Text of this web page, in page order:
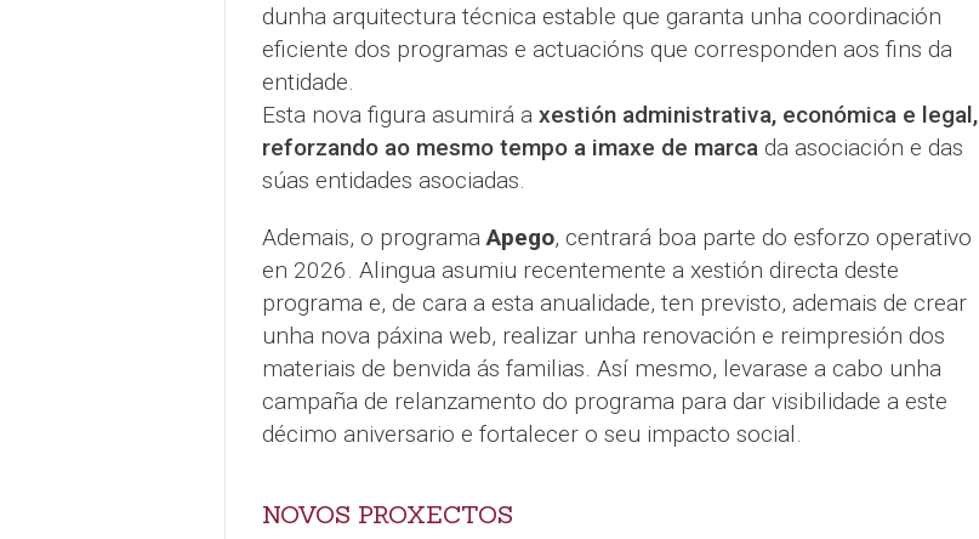
dunha arquitectura técnica estable que garanta unha coordinación
eficiente dos programas e actuacións que corresponden aos fins da
entidade.
Esta nova figura asumirá a xestión administrativa, económica e legal,
reforzando ao mesmo tempo a imaxe de marca da asociación e das
súas entidades asociadas.
Ademais, o programa Apego, centrará boa parte do esforzo operativo
en 2026. Alingua asumiu recentemente a xestión directa deste
programa e, de cara a esta anualidade, ten previsto, ademais de crear
unha nova páxina web, realizar unha renovación e reimpresión dos
materiais de benvida ás familias. Así mesmo, levarase a cabo unha
campaña de relanzamento do programa para dar visibilidade a este
décimo aniversario e fortalecer o seu impacto social.
NOVOS PROXECTOS